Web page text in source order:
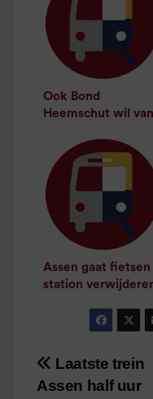
Ook Bond
Heemschut wil van
minuut leestijd
Assen gaat fietsen
station
Bericht
Laatste trein
Assen half uur